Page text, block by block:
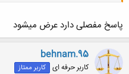
پاسخ مفصلی دارد عرض میشود
behnam.95
کاربر حرفه ای کاربر ممتاز